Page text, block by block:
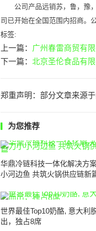
公司产品远销苏，鲁，豫
司已开始在全国范围内招商。
标签:
上一篇： 广州春雷商贸有限
下一篇： 北京圣伦食品有限
郑重声明：部分文章来源
为您推荐
华鼎冷链科技一体化解决方
小河边鱼 共筑火锅供应链新
世界最佳Top10奶酪, 意大利
出，独占8席